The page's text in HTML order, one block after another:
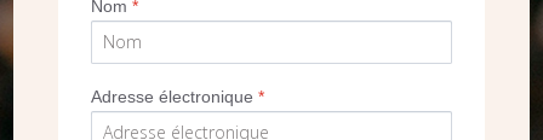
SEUL VOTRE DON
NOUS PERMET D’AGIR
Nom*
Adresse électronique*